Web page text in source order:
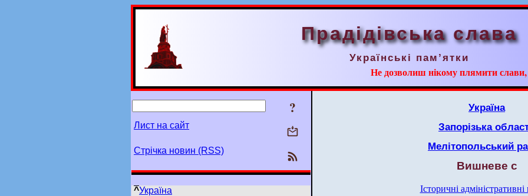
Прадідівська слава
Українські пам’ятки
Не дозволиш нікому плямити слави,
?
Лист на сайт
Стрічка новин (RSS)
^Україна
Україна
Запорізька
Мелітопольський
Вишневе с
Історичні адміністративні